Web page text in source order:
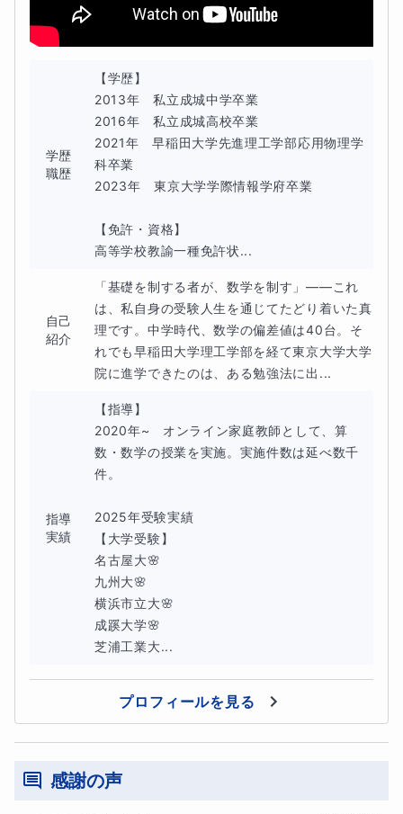
く、
その整理を大人がうまく支えないと、努力のわりに伸びに
くくなってしまいます。
だからこそ、授業の中身だけでなく、
何を優先して勉強するか
次回までにどこを固めるか
教材について
ご家庭と相談しながら決定します。
すでに使っている教材を活かしたい場合は、その教材をベ
ースに進めることもできますし、
お子さまによって、
「まず基礎知識の整理が必要」
「単元ごとの理解差を埋めたい」
など課題は異なります。
そのため、この講座では一律に固定教材を当てはめるので
今の状態に合った学習内容になるように調整
す。
授業外のサポートについて
この講座の特徴の一つが、
学歴
職歴
【学歴】
2013年　私立成城中学卒業
2016年　私立成城高校卒業
2021年　早稲田大学先進理工学部応用物理学
科卒業
2023年　東京大学学際情報学府卒業
【免許・資格】
高等学校教諭一種免許状...
自己
紹介
「基礎を制する者が、数学を制す」——これ
は、私自身の受験人生を通じてたどり着いた真
理です。中学時代、数学の偏差値は40台。そ
れでも早稲田大学理工学部を経て東京大学大学
院に進学できたのは、ある勉強法に出...
指導
実績
【指導】
2020年~　オンライン家庭教師として、算
数・数学の授業を実施。実施件数は延べ数千
件。
2025年受験実績
【大学受験】
名古屋大🌸
九州大🌸
横浜市立大🌸
成蹊大学🌸
芝浦工業大...
プロフィールを見る
感謝の声